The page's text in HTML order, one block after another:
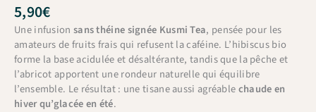
5,90€
Une infusion sans théine signée Kusmi Tea, pensée pour les
amateurs de fruits frais qui refusent la caféine. L’hibiscus bio
forme la base acidulée et désaltérante, tandis que la pêche et
l’abricot apportent une rondeur naturelle qui équilibre
l’ensemble. Le résultat : une tisane aussi agréablechaude en
hiver qu’glacée en été.